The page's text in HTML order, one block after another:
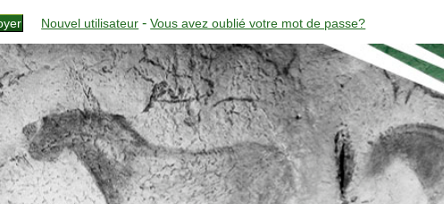
Nouvel utilisateur -Vous avez oublié votre mot de passe?